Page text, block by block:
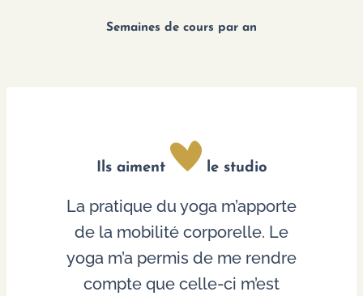
Semaines de cours par an
Ils aiment le studio
La pratique du yoga m’apporte
de la mobilité corporelle. Le
yoga m’a permis de me rendre
compte que celle-ci m’est